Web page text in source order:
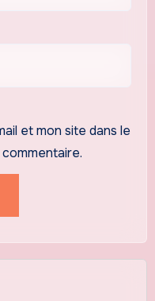
et mon site dans le